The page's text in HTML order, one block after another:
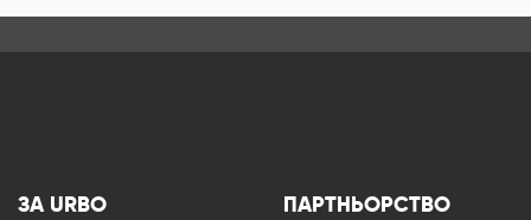
ЗА URBO ПАРТНЬОРСТВО